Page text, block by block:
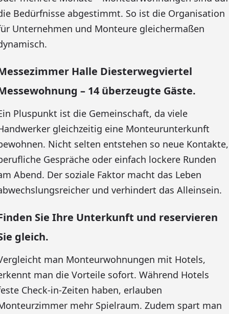
Bedürfnisse abgestimmt. So ist die Organisation
Unternehmen und Monteure gleichermaßen
Halle Diesterwegviertel
– 14 überzeugte Gäste.
Pluspunkt ist die Gemeinschaft, da viele
gleichzeitig eine Monteurunterkunft
Nicht selten entstehen so neue Kontakte,
Gespräche oder einfach lockere Runden
Abend. Der soziale Faktor macht das Leben
und verhindert das Alleinsein.
Sie Ihre Unterkunft und reservieren
gleich.
man Monteurwohnungen mit Hotels,
man die Vorteile sofort. Während Hotels
Check-in-Zeiten haben, erlauben
mehr Spielraum. Zudem spart man